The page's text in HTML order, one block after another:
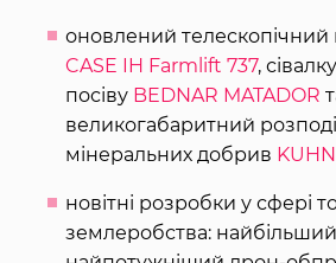
оновлений телескопічний
CASE IH Farmlift 737,
посіву BEDNAR MATADOR
великогабаритний
мінеральних добрив KUHN
новітні розробки у сфері
землеробства: найбільший